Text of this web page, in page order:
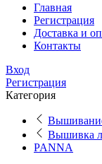
Главная
Регистрация
Доставка и
Контакты
Вход
Регистрация
Категория
Вышивка
PANNA